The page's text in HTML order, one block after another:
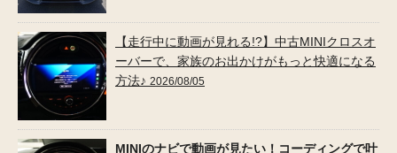
【走行中に動画が見れる!?】中古MINIクロスオ
ーバーで、家族のお出かけがもっと快適になる
方法♪ 2026/08/05
MINIのナビで動画が見たい！コーディングで叶